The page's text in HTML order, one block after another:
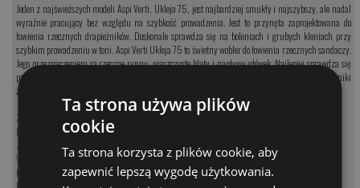
Jeden z najświeższych modeli Aspi Verti, Ukleja 75, jest najbardziej smukły i najszybszy, ale nadal
wyraźnie pracujący bez względu na szybkość prowadzenia. Jest to przynęta zaprojektowana do
łowienia rzecznych drapieżników. Doskonale sprawdza się na boleniach i grubych kleniach przy
szybkim prowadzeniu w toni. Aspi Verti Ukleja 75 to świetny wobler do łowienia rzecznych sandaczy.
Jego przeznaczeniem są rzeczne rynny, piaszczyste blaty i napływy główek. Najlepiej sprawdza się
przeprowadzony przez kant przykosy, gdzie staje się zabójczą bronią na wszystkie drapieżniki
żerujące na przykosie.
Zobacz kategorię:
Przynęty na sandacza
Jerki na sandacza
Woblery na sandacza
Koguty na sandacza
Ta strona używa plików
cookie
Ta strona korzysta z plików cookie, aby
zapewnić lepszą wygodę użytkowania.